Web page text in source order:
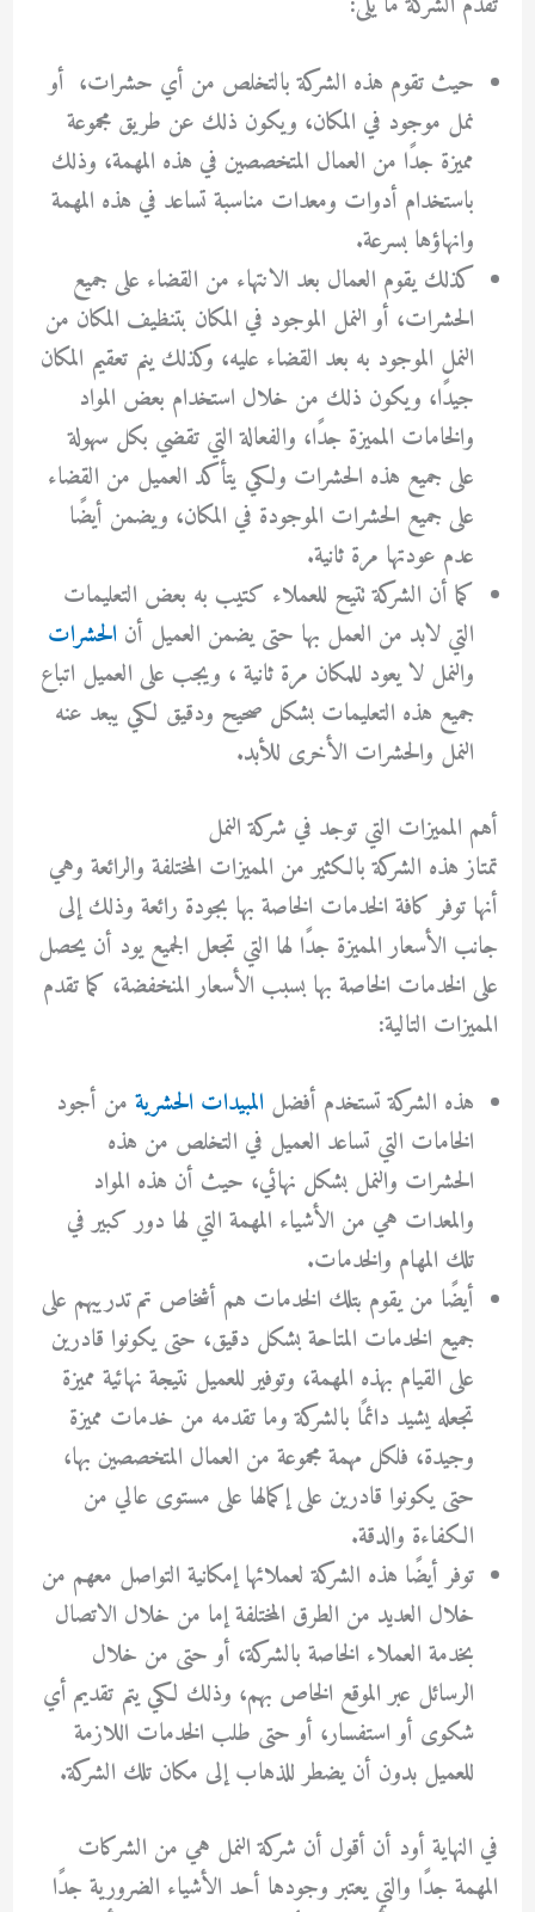
حيث تقوم هذه الشركة بالتخلص من أي حشرات، أو
نمل موجود في المكان، ويكون ذلك عن طريق مجموعة
مميزة جدًا من العمال المتخصصين في هذه المهمة، وذلك
باستخدام أدوات ومعدات مناسبة تساعد في هذه المهمة
وانهاؤها بسرعة.
كذلك يقوم العمال بعد الانتهاء من القضاء على جميع
الحشرات، أو النمل الموجود في المكان بتنظيف المكان من
النمل الموجود به بعد القضاء عليه، وكذلك ينم تعقيم المكان
جيدًا، ويكون ذلك من خلال استخدام بعض المواد
والخامات المميزة جدًا، والفعالة التي تقضي بكل سهولة
على جميع هذه الحشرات ولكي يتأكد العميل من القضاء
على جميع الحشرات الموجودة في المكان، ويضمن أيضًا
عدم عودتها مرة ثانية.
كما أن الشركة تتيح للعملاء كتيب به بعض التعليمات
التي لابد من العمل بها حتى يضمن العميل أن الحشرات
والنمل لا يعود للمكان مرة ثانية ، ويجب على العميل اتباع
جميع هذه التعليمات بشكل صحيح ودقيق لكي يبعد عنه
النمل والحشرات الأخرى للأبد.
أهم المميزات التي توجد في شركة النمل
تمتاز هذه الشركة بالكثير من المميزات المختلفة والرائعة وهي
أنها توفر كافة الخدمات الخاصة بها بجودة رائعة وذلك إلى
جانب الأسعار المميزة جدًا لها التي تجعل الجميع يود أن يحصل
على الخدمات الخاصة بها بسبب الأسعار المنخفضة، كما تقدم
المميزات التالية:
هذه الشركة تستخدم أفضل المبيدات الحشريةمن أجود
الخامات التي تساعد العميل في التخلص من هذه
الحشرات والنمل بشكل نهائي، حيث أن هذه المواد
والمعدات هي من الأشياء المهمة التي لها دور كبير في
تلك المهام والخدمات.
أيضًا من يقوم بتلك الخدمات هم أشخاص تم تدريبهم على
جميع الخدمات المتاحة بشكل دقيق، حتى يكونوا قادرين
على القيام بهذه المهمة، وتوفير للعميل نتيجة نهائية مميزة
تجعله يشيد دائمًا بالشركة وما تقدمه من خدمات مميزة
وجيدة، فلكل مهمة مجموعة من العمال المتخصصين بها،
حتى يكونوا قادرين على إكمالها على مستوى عالي من
الكفاءة والدقة.
توفر أيضًا هذه الشركة لعملائها إمكانية التواصل معهم من
خلال العديد من الطرق المختلفة إما من خلال الاتصال
بخدمة العملاء الخاصة بالشركة، أو حتى من خلال
الرسائل عبر الموقع الخاص بهم، وذلك لكي يتم تقديم أي
شكوى أو استفسار، أو حتى طلب الخدمات اللازمة
للعميل بدون أن يضطر للذهاب إلى مكان تلك الشركة.
في النهاية أود أن أقول أن شركة النمل هي من الشركات
المهمة جدًا والتي يعتبر وجودها أحد الأشياء الضرورية جدًا